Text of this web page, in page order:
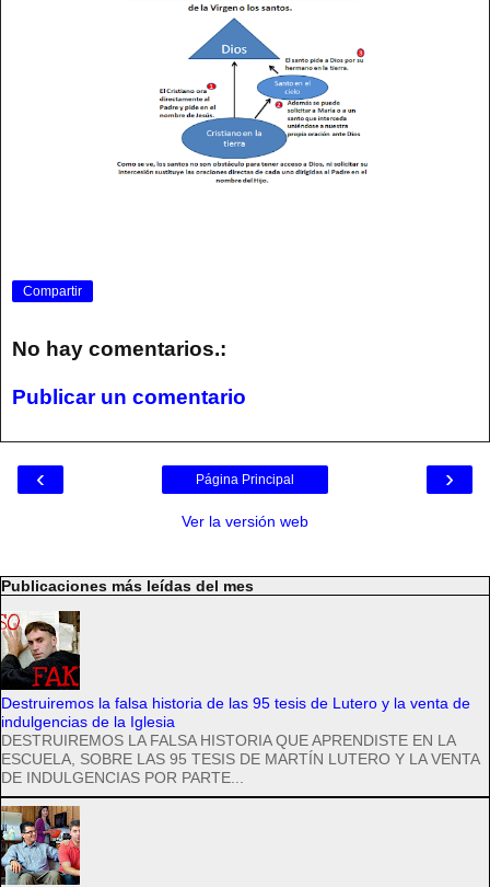
Compartir
No hay comentarios.:
Publicar un comentario
‹ ›
Página Principal
Ver la versión web
Publicaciones más leídas del mes
Destruiremos la falsa historia de las 95 tesis de Lutero y la venta de
indulgencias de la Iglesia
DESTRUIREMOS LA FALSA HISTORIA QUE APRENDISTE EN LA
ESCUELA, SOBRE LAS 95 TESIS DE MARTÍN LUTERO Y LA VENTA
DE INDULGENCIAS POR PARTE...